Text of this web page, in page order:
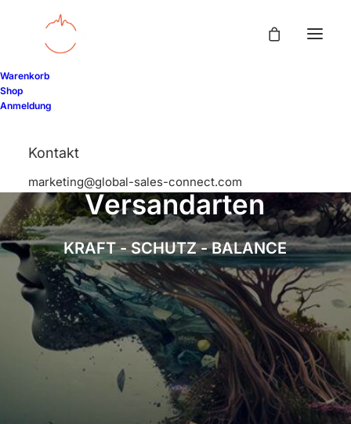
Warenkorb
Shop
Anmeldung
Kontakt
marketing@global-sales-connect.com
Versandarten
KRAFT - SCHUTZ - BALANCE